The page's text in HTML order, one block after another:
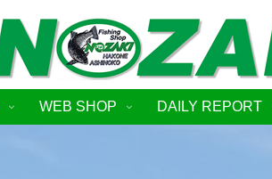
WEB SHOP DAILY REPORT